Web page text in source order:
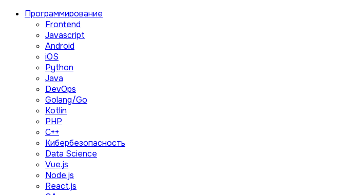
Программирование
Frontend
Javascript
Android
iOS
Python
Java
DevOps
Golang/Go
Kotlin
PHP
C++
Кибербезопасность
Data Science
Vue.js
Node.js
React.js